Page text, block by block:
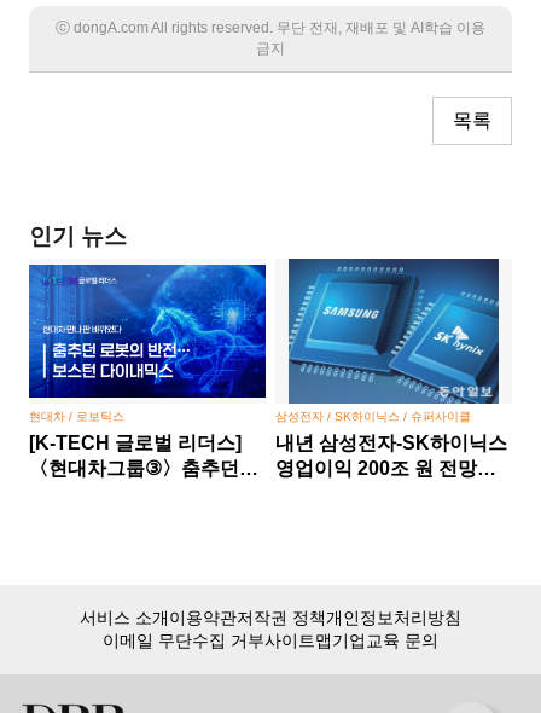
ⓒ dongA.com All rights reserved. 무단 전재, 재배포 및 AI학습 이용
금지
목록
인기 뉴스
현대차 / 로보틱스
[K-TECH 글로벌 리더스]
〈현대차그룹③〉춤추던
삼성전자 / SK하이닉스 / 슈퍼사이클
내년 삼성전자-SK하이닉스
영업이익 200조 원 전망…
서비스 소개이용약관저작권 정책개인정보처리방침
이메일 무단수집 거부사이트맵기업교육 문의